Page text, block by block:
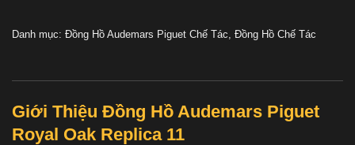
Danh mục: Đồng Hồ Audemars Piguet Chế Tác, Đồng Hồ Chế Tác
Giới Thiệu Đồng Hồ Audemars Piguet
Royal Oak Replica 11